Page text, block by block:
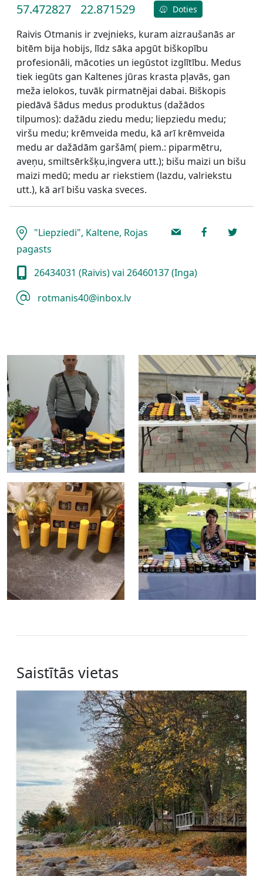
57.472827 22.871529 Doties
Raivis Otmanis ir zvejnieks, kuram aizraušanās ar
bitēm bija hobijs, līdz sāka apgūt biškopību
profesionāli, mācoties un iegūstot izglītību. Medus
tiek iegūts gan Kaltenes jūras krasta pļavās, gan
meža ielokos, tuvāk pirmatnējai dabai. Biškopis
piedāvā šādus medus produktus (dažādos
tilpumos): dažādu ziedu medu; liepziedu medu;
viršu medu; krēmveida medu, kā arī krēmveida
medu ar dažādām garšām( piem.: piparmētru,
aveņu, smiltsērkšķu,ingvera utt.); bišu maizi un bišu
maizi medū; medu ar riekstiem (lazdu, valriekstu
utt.), kā arī bišu vaska sveces.
"Liepziedi", Kaltene, Rojas
pagasts
26434031 (Raivis) vai 26460137 (Inga)
rotmanis40@inbox.lv
Saistītās vietas